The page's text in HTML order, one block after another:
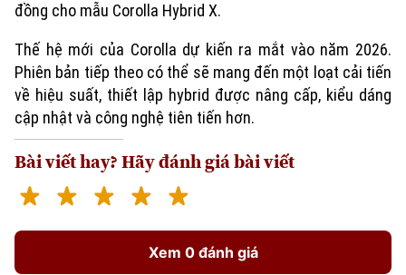
Chuyên mục
Hà Nội
đồng cho mẫu Corolla Hybrid X.
Thế hệ mới của Corolla dự kiến ra mắt vào năm 2026.
Phiên bản tiếp theo có thể sẽ mang đến một loạt cải tiến
về hiệu suất, thiết lập hybrid được nâng cấp, kiểu dáng
cập nhật và công nghệ tiên tiến hơn.
Bài viết hay? Hãy đánh giá bài viết
Xem 0 đánh giá